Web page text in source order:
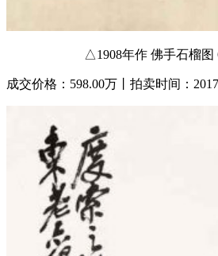
△1908年作 佛手石榴图
成交价格：598.00万丨拍卖时间：